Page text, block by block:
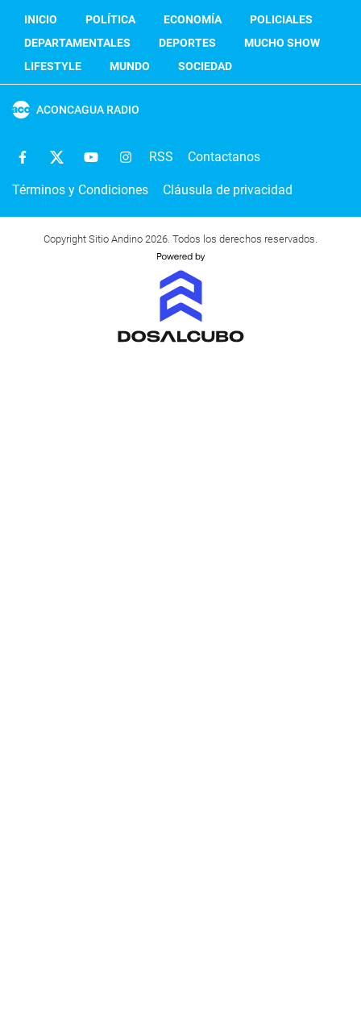
INICIO POLÍTICA ECONOMÍA
POLICIALES
DEPARTAMENTALES
DEPORTES
MUCHO SHOW
LIFESTYLE
MUNDO SOCIEDAD
ACONCAGUA RADIO
RSS Contactanos
Términos y Condiciones Cláusula de privacidad
Copyright Sitio Andino 2026. Todos los derechos reservados.